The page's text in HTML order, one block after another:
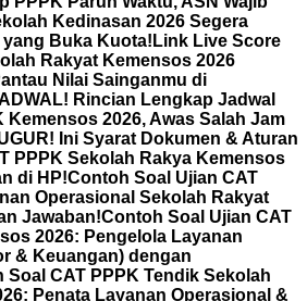
Kedinasan 2026 Segera
yang Buka Kuota! Link Live Score
Rakyat Kemensos 2026
Nilai Sainganmu di
Rincian Lengkap Jadwal
Kemensos 2026, Awas Salah Jam
Ini Syarat Dokumen & Aturan
PPPK Sekolah Rakya Kemensos
di HP!Contoh Soal Ujian CAT
Operasional Sekolah Rakyat
Jawaban!Contoh Soal Ujian CAT
2026: Pengelola Layanan
& Keuangan) dengan
Soal CAT PPPK Tendik Sekolah
Penata Layanan Operasional &